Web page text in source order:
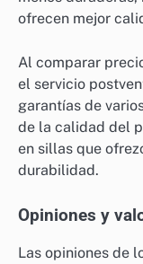
ofrecen mejor
Al comparar
el servicio
garantías de
de la calidad del
en sillas que
durabilidad.
Opiniones y
Las opiniones de